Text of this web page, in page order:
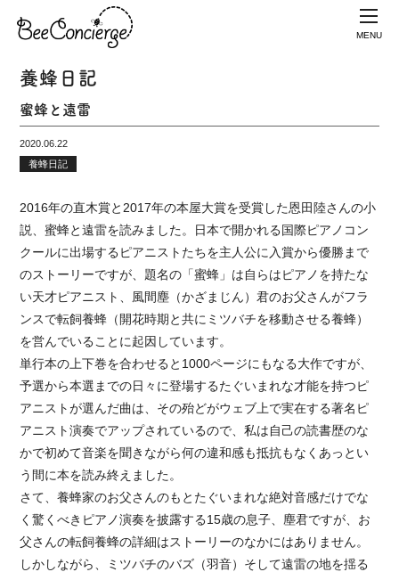
MENU
養蜂日記
蜜蜂と遠雷
2020.06.22
養蜂日記
2016年の直木賞と2017年の本屋大賞を受賞した恩田陸さんの小
説、蜜蜂と遠雷を読みました。日本で開かれる国際ピアノコン
クールに出場するピアニストたちを主人公に入賞から優勝まで
のストーリーですが、題名の「蜜蜂」は自らはピアノを持たな
い天才ピアニスト、風間塵（かざまじん）君のお父さんがフラ
ンスで転飼養蜂（開花時期と共にミツバチを移動させる養蜂）
を営んでいることに起因しています。
単行本の上下巻を合わせると1000ページにもなる大作ですが、
予選から本選までの日々に登場するたぐいまれな才能を持つピ
アニストが選んだ曲は、その殆どがウェブ上で実在する著名ピ
アニスト演奏でアップされているので、私は自己の読書歴のな
かで初めて音楽を聞きながら何の違和感も抵抗もなくあっとい
う間に本を読み終えました。
さて、養蜂家のお父さんのもとたぐいまれな絶対音感だけでな
く驚くべきピアノ演奏を披露する15歳の息子、塵君ですが、お
父さんの転飼養蜂の詳細はストーリーのなかにはありません。
しかしながら、ミツバチのバズ（羽音）そして遠雷の地を揺る